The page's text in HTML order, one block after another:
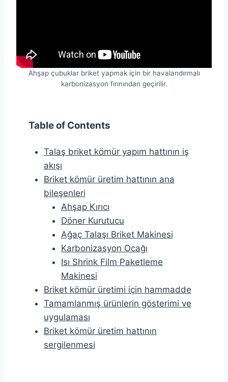
Ahşap çubuklar briket yapmak için bir havalandırmalı
karbonizasyon fırınından geçirilir.
Table of Contents
Talaş briket kömür yapım hattının iş
akışı
Briket kömür üretim hattının ana
bileşenleri
Ahşap Kırıcı
Döner Kurutucu
Ağaç Talaşı Briket Makinesi
Karbonizasyon Ocağı
Isı Shrink Film Paketleme
Makinesi
Briket kömür üretimi için hammadde
Tamamlanmış ürünlerin gösterimi ve
uygulaması
Briket kömür üretim hattının
sergilenmesi